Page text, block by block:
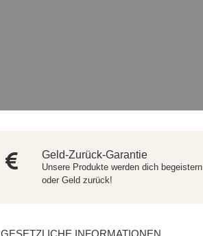
Geld-Zurück-Garantie
Unsere Produkte werden dich begeistern
oder Geld zurück!
GESETZLICHE INFORMATIONEN